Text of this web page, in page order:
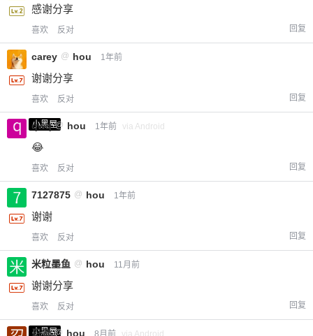
感谢分享
喜欢 反对 回复
carey @ hou 1年前
谢谢分享
喜欢 反对 回复
小黑屋
qwq @ hou 1年前 via Android
😂
喜欢 反对 回复
7127875 @ hou 1年前
谢谢
喜欢 反对 回复
米粒墨鱼 @ hou 11月前
谢谢分享
喜欢 反对 回复
小黑屋
忍者 @ hou 8月前 via Android